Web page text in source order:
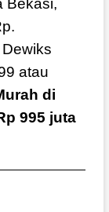
Bekasi,
atau
di
995 juta